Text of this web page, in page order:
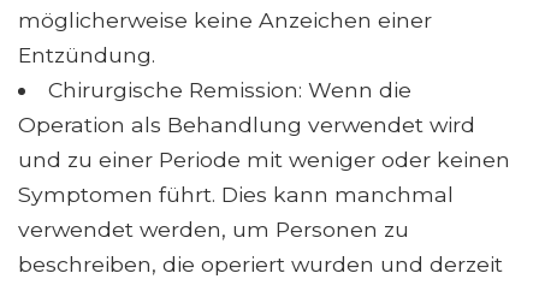
möglicherweise keine Anzeichen einer
Entzündung.
Chirurgische Remission: Wenn die
Operation als Behandlung verwendet wird
und zu einer Periode mit weniger oder keinen
Symptomen führt. Dies kann manchmal
verwendet werden, um Personen zu
beschreiben, die operiert wurden und derzeit